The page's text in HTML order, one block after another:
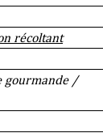
récoltant
gourmande /